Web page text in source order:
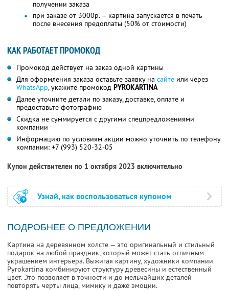
получении заказа
при заказе от 3000р. — картина запускается в печать
после внесения предоплаты (50% от стоимости)
КАК РАБОТАЕТ ПРОМОКОД
Промокод действует на заказ одной картины
Для оформления заказа оставьте заявку на сайте или через
WhatsApp, укажите промокод PYROKARTINA
Далее уточните детали по заказу, доставке, оплате и
предоставьте фотографию
Скидка не суммируется с другими спецпредложениями
компании
Информацию по условиям акции можно уточнить по телефону
компании: +7 (993) 520-32-05
Купон действителен по 1 октября 2023 включительно
Узнай, как воспользоваться купоном
ПОДРОБНЕЕ О ПРЕДЛОЖЕНИИ
Картина на деревянном холсте — это оригинальный и стильный
подарок на любой праздник, который может стать отличным
украшением интерьера. Выжигая картину, художники компании
Pyrokartina комбинируют структуру древесины и естественный
цвет. Это позволяет в точности и до мельчайших деталей
повторять черты лица, мимику и даже эмоции.